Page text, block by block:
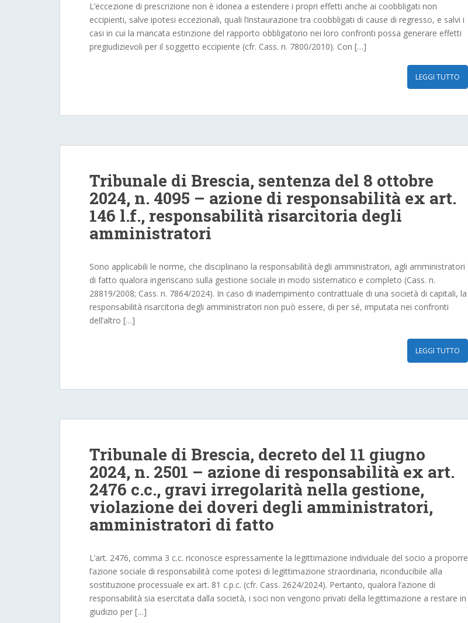
L’eccezione di prescrizione non è idonea a estendere i propri effetti anche ai coobbligati non
eccipienti, salve ipotesi eccezionali, quali l’instaurazione tra coobbligati di cause di regresso, e salvi i
casi in cui la mancata estinzione del rapporto obbligatorio nei loro confronti possa generare effetti
pregiudizievoli per il soggetto eccipiente (cfr. Cass. n. 7800/2010). Con […]
LEGGI TUTTO
Tribunale di Brescia, sentenza del 8 ottobre
2024, n. 4095 – azione di responsabilità ex art.
146 l.f., responsabilità risarcitoria degli
amministratori
Sono applicabili le norme, che disciplinano la responsabilità degli amministratori, agli amministratori
di fatto qualora ingeriscano sulla gestione sociale in modo sistematico e completo (Cass. n.
28819/2008; Cass. n. 7864/2024). In caso di inadempimento contrattuale di una società di capitali, la
responsabilità risarcitoria degli amministratori non può essere, di per sé, imputata nei confronti
dell’altro […]
LEGGI TUTTO
Tribunale di Brescia, decreto del 11 giugno
2024, n. 2501 – azione di responsabilità ex art.
2476 c.c., gravi irregolarità nella gestione,
violazione dei doveri degli amministratori,
amministratori di fatto
L’art. 2476, comma 3 c.c. riconosce espressamente la legittimazione individuale del socio a proporre
l’azione sociale di responsabilità come ipotesi di legittimazione straordinaria, riconducibile alla
sostituzione processuale ex art. 81 c.p.c. (cfr. Cass. 2624/2024). Pertanto, qualora l’azione di
responsabilità sia esercitata dalla società, i soci non vengono privati della legittimazione a restare in
giudizio per […]